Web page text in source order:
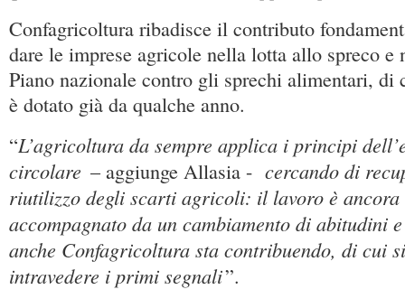
Confagricoltura ribadisce il contributo
dare le imprese agricole nella lotta allo spreco e
Piano nazionale contro gli sprechi alimentari, di
è dotato già da qualche anno.
“L’agricoltura da sempre applica i principi
circolare – aggiunge Allasia - cercando di
riutilizzo degli scarti agricoli: il lavoro è ancora
accompagnato da un cambiamento di abitudini
anche Confagricoltura sta contribuendo, di cui
intravedere i primi segnali”.